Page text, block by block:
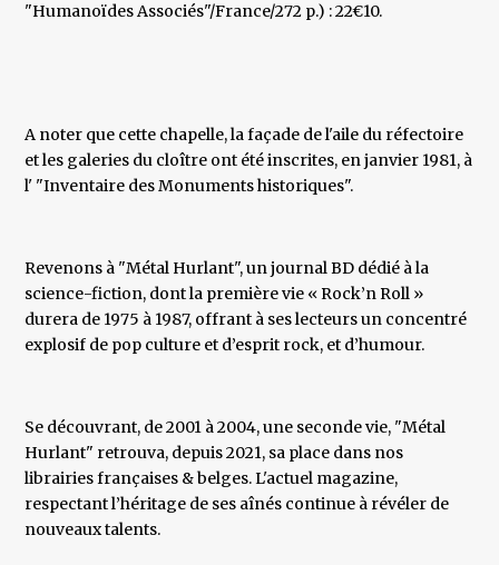
"Humanoïdes Associés"/France/272 p.) : 22€10.
A noter que cette chapelle, la façade de l'aile du réfectoire
et les galeries du cloître ont été inscrites, en janvier 1981, à
l' "Inventaire des Monuments historiques".
Revenons à "Métal Hurlant", un journal BD dédié à la
science-fiction, dont la première vie « Rock’n Roll »
durera de 1975 à 1987, offrant à ses lecteurs un concentré
explosif de pop culture et d’esprit rock, et d’humour.
Se découvrant, de 2001 à 2004, une seconde vie, "Métal
Hurlant" retrouva, depuis 2021, sa place dans nos
librairies françaises & belges. L'actuel magazine,
respectant l’héritage de ses aînés continue à révéler de
nouveaux talents.